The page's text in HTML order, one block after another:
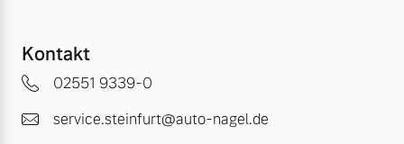
Kontakt
02551 9339-0
service.steinfurt@auto-nagel.de